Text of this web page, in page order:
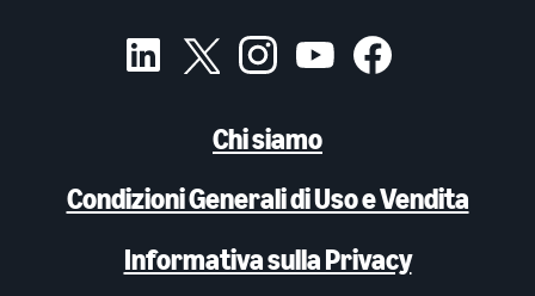
Chi siamo
Condizioni Generali di Uso e Vendita
Informativa sulla Privacy